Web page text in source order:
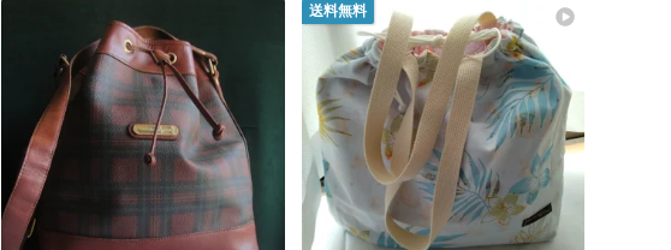
送料無料